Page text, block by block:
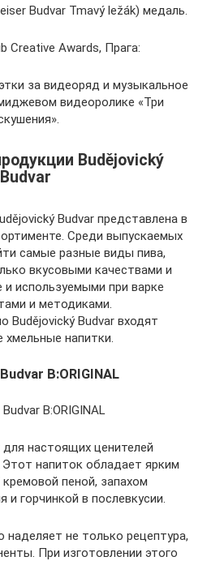
Budvar Tmavý ležák) медаль.
Creative Awards, Прага:
за видеоряд и музыкальное
видеоролике «Три
Budějovický
Budvar
Budvar представлена в
Среди выпускаемых
самые разные виды пива,
вкусовыми качествами и
используемыми при варке
и методиками.
Budějovický Budvar входят
напитки.
B:ORIGINAL
B:ORIGINAL
настоящих ценителей
Этот напиток обладает ярким
пеной, запахом
и горчинкой в послевкусии.
наделяет не только рецептура,
При изготовлении этого